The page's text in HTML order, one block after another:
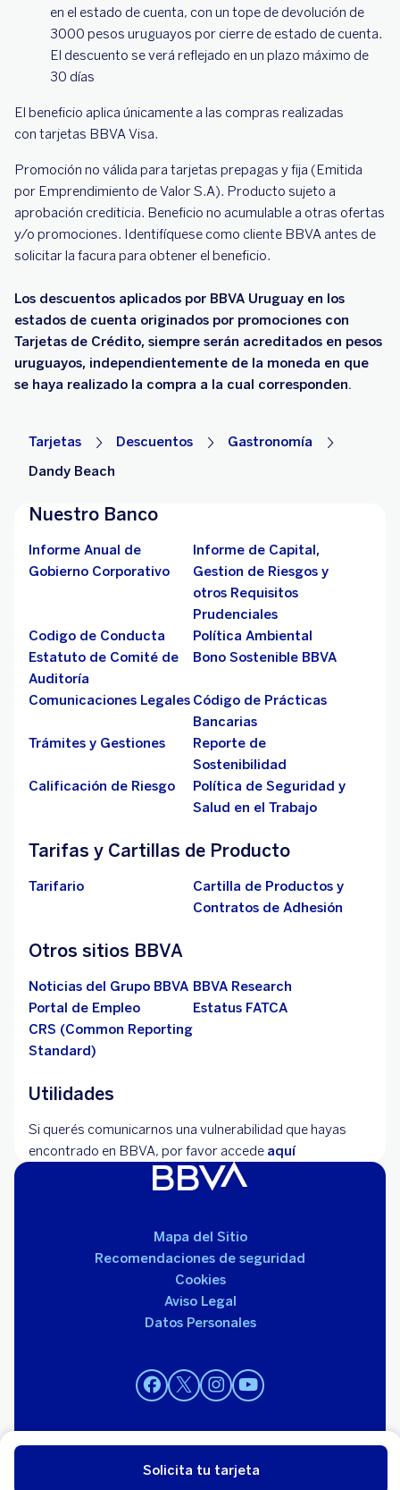
en el estado de cuenta, con un tope de devolución de
3000 pesos uruguayos por cierre de estado de cuenta.
El descuento se verá reflejado en un plazo máximo de
30 días
El beneficio aplica únicamente a las compras realizadas
con tarjetas BBVA Visa.
Promoción no válida para tarjetas prepagas y fija (Emitida
por Emprendimiento de Valor S.A). Producto sujeto a
aprobación crediticia. Beneficio no acumulable a otras ofertas
y/o promociones. Identifíquese como cliente BBVA antes de
solicitar la facura para obtener el beneficio.
Los descuentos aplicados por BBVA Uruguay en los
estados de cuenta originados por promociones con
Tarjetas de Crédito, siempre serán acreditados en pesos
uruguayos, independientemente de la moneda en que
se haya realizado la compra a la cual corresponden.
Solicita tu tarjeta
Tarjetas Descuentos
Gastronomía
Dandy Beach
Nuestro Banco
Informe Anual de
Gobierno Corporativo
Informe de Capital,
Gestion de Riesgos y
otros Requisitos
Prudenciales
Codigo de Conducta
Política Ambiental
Estatuto de Comité de
Auditoría
Bono Sostenible BBVA
Comunicaciones Legales Código de Prácticas
Bancarias
Trámites y Gestiones
Reporte de
Sostenibilidad
Calificación de Riesgo
Política de Seguridad y
Salud en el Trabajo
Tarifas y Cartillas de Producto
Tarifario
Cartilla de Productos y
Contratos de Adhesión
Otros sitios BBVA
Noticias del Grupo BBVA BBVA Research
Portal de Empleo
Estatus FATCA
CRS (Common Reporting
Standard)
Utilidades
Si querés comunicarnos una vulnerabilidad que hayas
encontrado en BBVA, por favor accede aquí
Mapa del Sitio
Recomendaciones de seguridad
Cookies
Aviso Legal
Datos Personales
© 2026 BBVA Uruguay. Todos los derechos reservados.
Institución supervisada por el Banco Central del Uruguay.